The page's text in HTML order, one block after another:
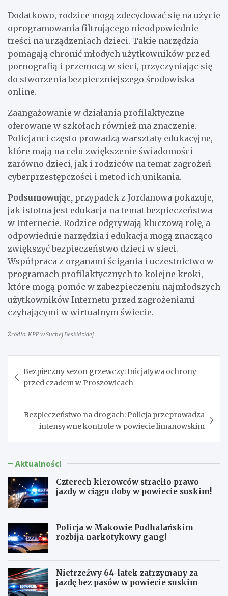
Dodatkowo, rodzice mogą zdecydować się na użycie
oprogramowania filtrującego nieodpowiednie
treści na urządzeniach dzieci. Takie narzędzia
pomagają chronić młodych użytkowników przed
pornografią i przemocą w sieci, przyczyniając się
do stworzenia bezpieczniejszego środowiska
online.
Zaangażowanie w działania profilaktyczne
oferowane w szkołach również ma znaczenie.
Policjanci często prowadzą warsztaty edukacyjne,
które mają na celu zwiększenie świadomości
zarówno dzieci, jak i rodziców na temat zagrożeń
cyberprzestępczości i metod ich unikania.
Podsumowując, przypadek z Jordanowa pokazuje,
jak istotna jest edukacja na temat bezpieczeństwa
w Internecie. Rodzice odgrywają kluczową rolę, a
odpowiednie narzędzia i edukacja mogą znacząco
zwiększyć bezpieczeństwo dzieci w sieci.
Współpraca z organami ścigania i uczestnictwo w
programach profilaktycznych to kolejne kroki,
które mogą pomóc w zabezpieczeniu najmłodszych
użytkowników Internetu przed zagrożeniami
czyhającymi w wirtualnym świecie.
Źródło: KPP w Suchej Beskidzkiej
wpisu
Bezpieczny sezon grzewczy: Inicjatywa ochrony
przed czadem w Proszowicach
Bezpieczeństwo na drogach: Policja przeprowadza
intensywne kontrole w powiecie limanowskim
Aktualności
Czterech kierowców straciło prawo
jazdy w ciągu doby w powiecie suskim!
Policja w Makowie Podhalańskim
rozbija narkotykowy gang!
Nietrzeźwy 64-latek zatrzymany za
jazdę bez pasów w powiecie suskim